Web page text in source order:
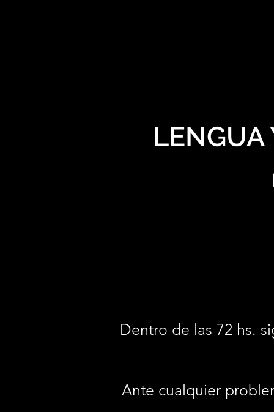
LENGUA
Dentro de las 72 hs.
Ante cualquier